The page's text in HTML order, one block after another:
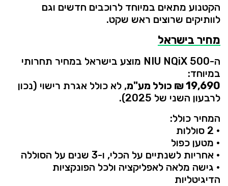
הקטנוע מתאים במיוחד לרוכבים חדשים וגם
לוותיקים שרוצים ראש שקט.
מחיר בישראל
ה- NIU NQiX 500 מוצע בישראל במחיר תחרותי
במיוחד:
19,690 ₪
כולל מע"מ, לא כולל אגרת רישוי (נכון
לרבעון השני של 2025).
המחיר כולל:
•
2 סוללות
• מטען כפול
• אחריות לשנתיים על הכלי, ו-3 שנים על הסוללה
• גישה מלאה לאפליקציה ולכל הפונקציות
הדיגיטליות